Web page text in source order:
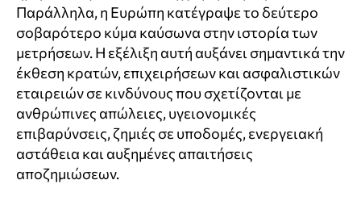
Παράλληλα, η Ευρώπη κατέγραψε το δεύτερο
σοβαρότερο κύμα καύσωνα στην ιστορία των
μετρήσεων. Η εξέλιξη αυτή αυξάνει σημαντικά την
έκθεση κρατών, επιχειρήσεων και ασφαλιστικών
εταιρειών σε κινδύνους που σχετίζονται με
ανθρώπινες απώλειες, υγειονομικές
επιβαρύνσεις, ζημιές σε υποδομές, ενεργειακή
αστάθεια και αυξημένες απαιτήσεις
αποζημιώσεων.